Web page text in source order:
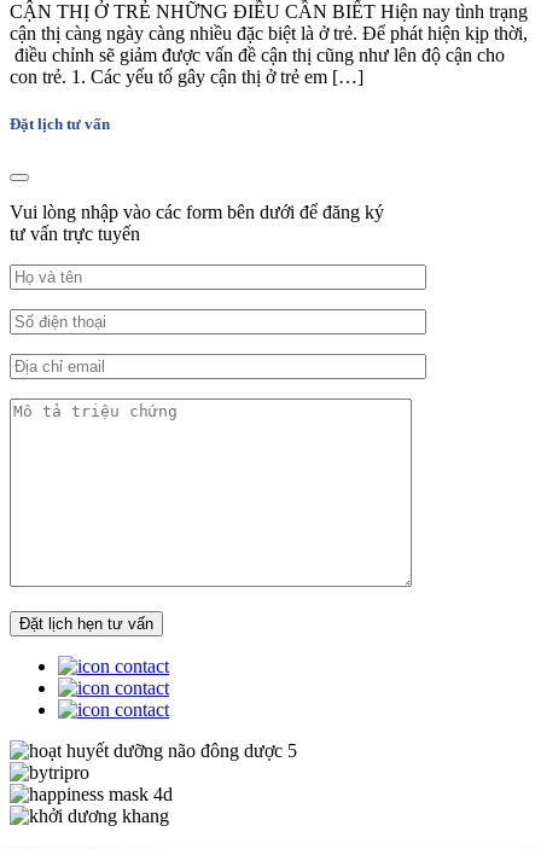
CẬN THỊ Ở TRẺ NHỮNG ĐIỀU CẦN BIẾT Hiện nay tình trạng
cận thị càng ngày càng nhiều đặc biệt là ở trẻ. Để phát hiện kịp thời,
điều chỉnh sẽ giảm được vấn đề cận thị cũng như lên độ cận cho
con trẻ. 1. Các yếu tố gây cận thị ở trẻ em […]
Đặt lịch tư vấn
Vui lòng nhập vào các form bên dưới để đăng ký
tư vấn trực tuyến